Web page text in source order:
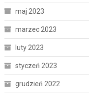
maj 2023
marzec 2023
luty 2023
styczeń 2023
grudzień 2022